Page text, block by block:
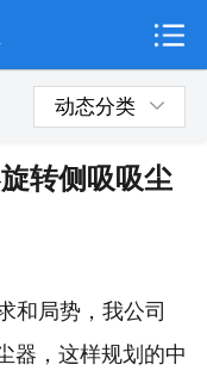
公司简介
动态分类
转侧吸吸尘
局势，我公司
器，这样规划的中